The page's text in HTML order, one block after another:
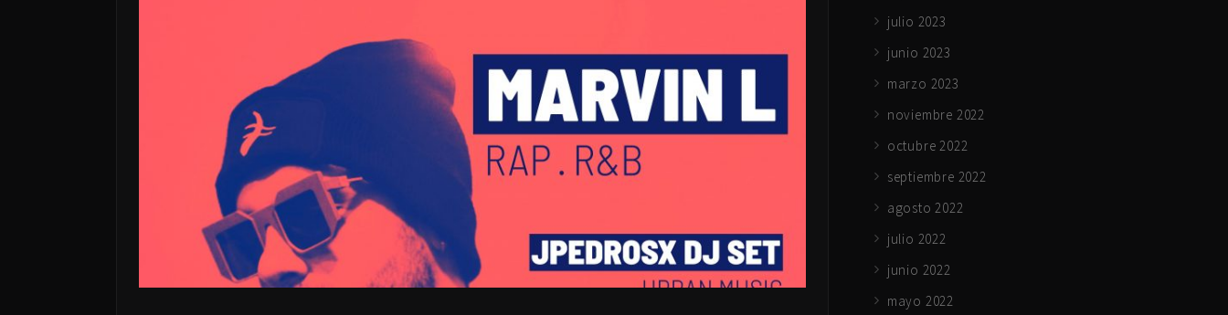
julio 2023
junio 2023
marzo 2023
noviembre 2022
octubre 2022
septiembre 2022
agosto 2022
julio 2022
junio 2022
mayo 2022